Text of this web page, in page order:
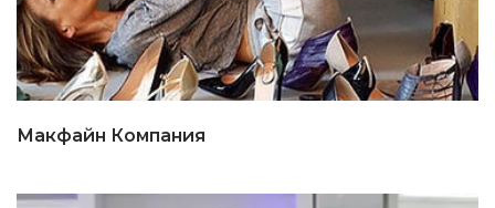
Макфайн Компания